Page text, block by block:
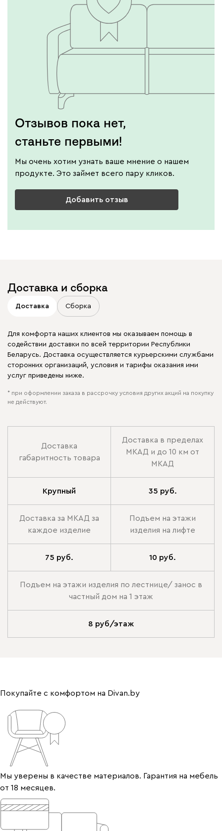
Отзывов пока нет,
станьте первыми!
Мы очень хотим узнать ваше мнение о нашем
продукте. Это займет всего пару кликов.
Добавить отзыв
Доставка и сборка
Доставка Сборка
Для комфорта наших клиентов мы оказываем помощь в
содействии доставки по всей территории Республики
Беларусь. Доставка осуществляется курьерскими службами
сторонних организаций, условия и тарифы оказания ими
услуг приведены ниже.
* при оформлении заказа в рассрочку условия других акций на покупку
не действуют.
Доставка
габаритность товара
Доставка в пределах
МКАД и до 10 км от
МКАД
Крупный 35 руб.
Доставка за МКАД за
каждое изделие
Подъем на этажи
изделия на лифте
75 руб. 10 руб.
Подъем на этажи изделия по лестнице/ занос в
частный дом на 1 этаж
8 руб/этаж
Покупайте с комфортом на Divan.by
Мы уверены в качестве материалов. Гарантия на мебель
от 18 месяцев.